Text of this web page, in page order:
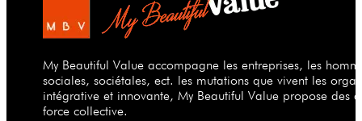
My Beautiful Value accompagne les entreprises, les
sociales, sociétales, ect. les mutations que vivent les
intégrative et innovante, My Beautiful Value propose des
force collective.